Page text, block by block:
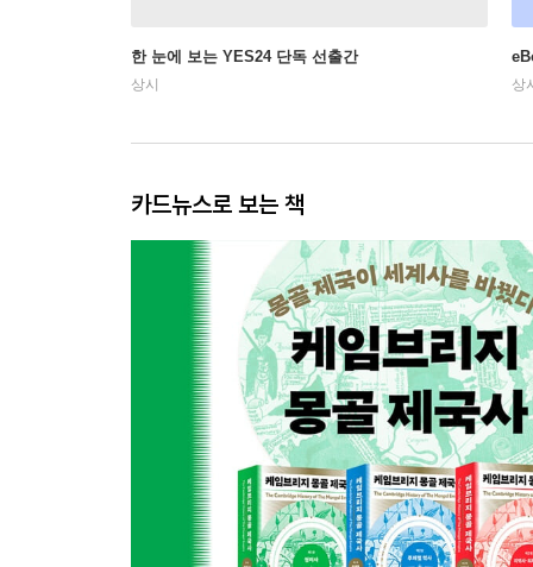
한 눈에 보는 YES24 단독 선출간
상시 상
카드뉴스로 보는 책